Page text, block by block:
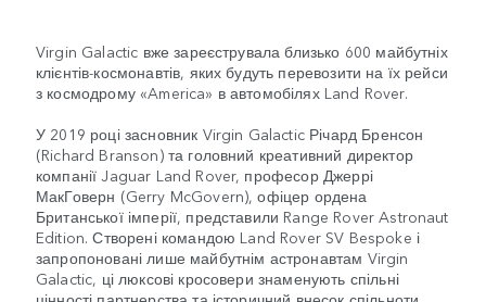
Virgin Galactic вже зареєструвала близько 600 майбутніх
клієнтів-космонавтів, яких будуть перевозити на їх рейси
з космодрому «America» в автомобілях Land Rover.
У 2019 році засновник Virgin Galactic Річард Бренсон
(Richard Branson) та головний креативний директор
компанії Jaguar Land Rover, професор Джеррі
МакГоверн (Gerry McGovern), офіцер ордена
Британської імперії, представили Range Rover Astronaut
Edition. Створені командою Land Rover SV Bespoke і
запропоновані лише майбутнім астронавтам Virgin
Galactic, ці люксові кросовери знаменують спільні